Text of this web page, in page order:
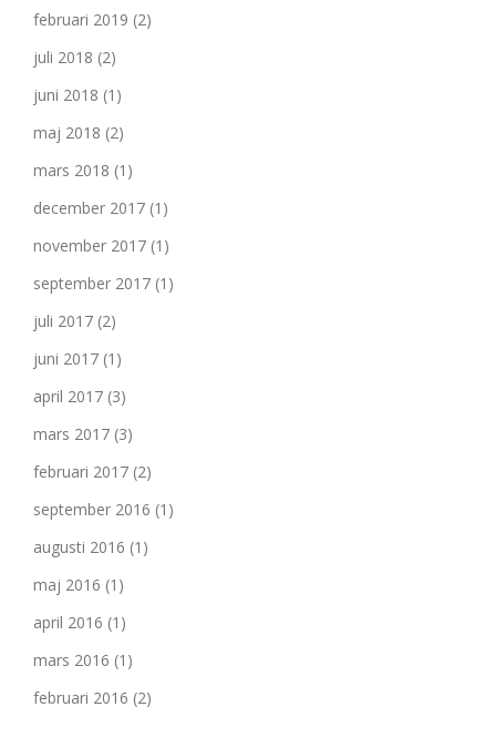
februari 2019 (2)
juli 2018 (2)
juni 2018 (1)
maj 2018 (2)
mars 2018 (1)
december 2017 (1)
november 2017 (1)
september 2017 (1)
juli 2017 (2)
juni 2017 (1)
april 2017 (3)
mars 2017 (3)
februari 2017 (2)
september 2016 (1)
augusti 2016 (1)
maj 2016 (1)
april 2016 (1)
mars 2016 (1)
februari 2016 (2)